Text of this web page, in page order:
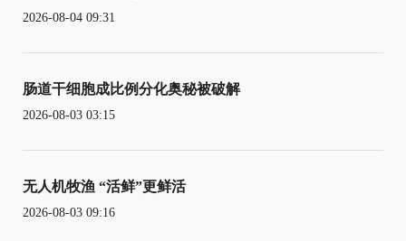
2026-08-04 09:31
肠道干细胞成比例分化奥秘被破解
2026-08-03 03:15
无人机牧渔 “活鲜”更鲜活
2026-08-03 09:16